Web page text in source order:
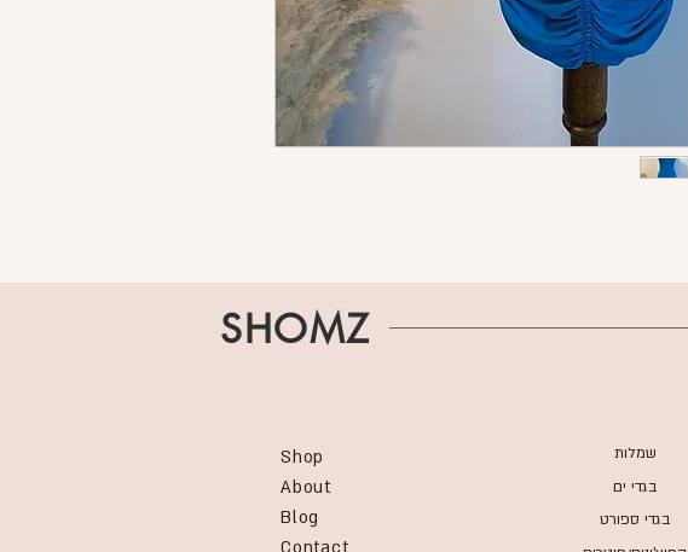
SHOMZ
Shop
About
Blog
שמלות
בגדי ים
בגדי ספורט